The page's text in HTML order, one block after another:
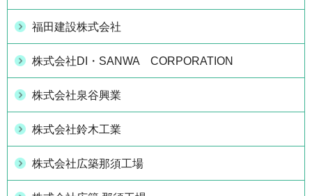
福田建設株式会社
株式会社DI・SANWA CORPORATION
株式会社泉谷興業
株式会社鈴木工業
株式会社広築那須工場